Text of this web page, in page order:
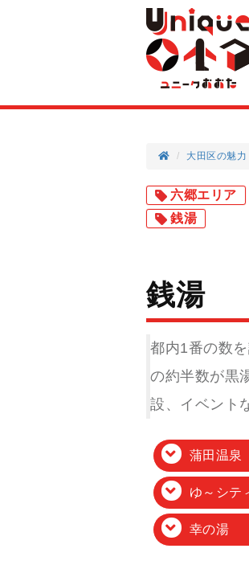
大田区の魅力
六郷エリア
銭湯
銭湯
都内1番の数
の約半数が黒
設、イベント
蒲田温泉
ゆ～シテ
幸の湯